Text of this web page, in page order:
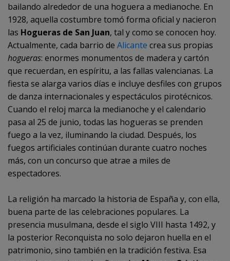
bailando alrededor de una hoguera a medianoche. En
1928, aquella costumbre tomó forma oficial y nacieron
las Hogueras de San Juan, tal y como se conocen hoy.
Actualmente, cada barrio de Alicante crea sus propias
hogueras: enormes monumentos de madera y cartón
que recuerdan, en espíritu, a las fallas valencianas. La
fiesta se alarga varios días e incluye desfiles con grupos
de danza internacionales y espectáculos pirotécnicos.
Cuando el reloj marca la medianoche y el calendario
pasa al 25 de junio, todas las hogueras se prenden
fuego a la vez, iluminando la ciudad. Después, los
fuegos artificiales continúan durante cuatro noches
más, con un concurso que atrae a miles de
espectadores.
La religión ha marcado la historia de España y, con ella,
buena parte de las celebraciones populares. La
presencia musulmana, desde el siglo VIII hasta 1492, y
la posterior Reconquista no solo dejaron huella en el
patrimonio, sino también en la tradición festiva. Esa